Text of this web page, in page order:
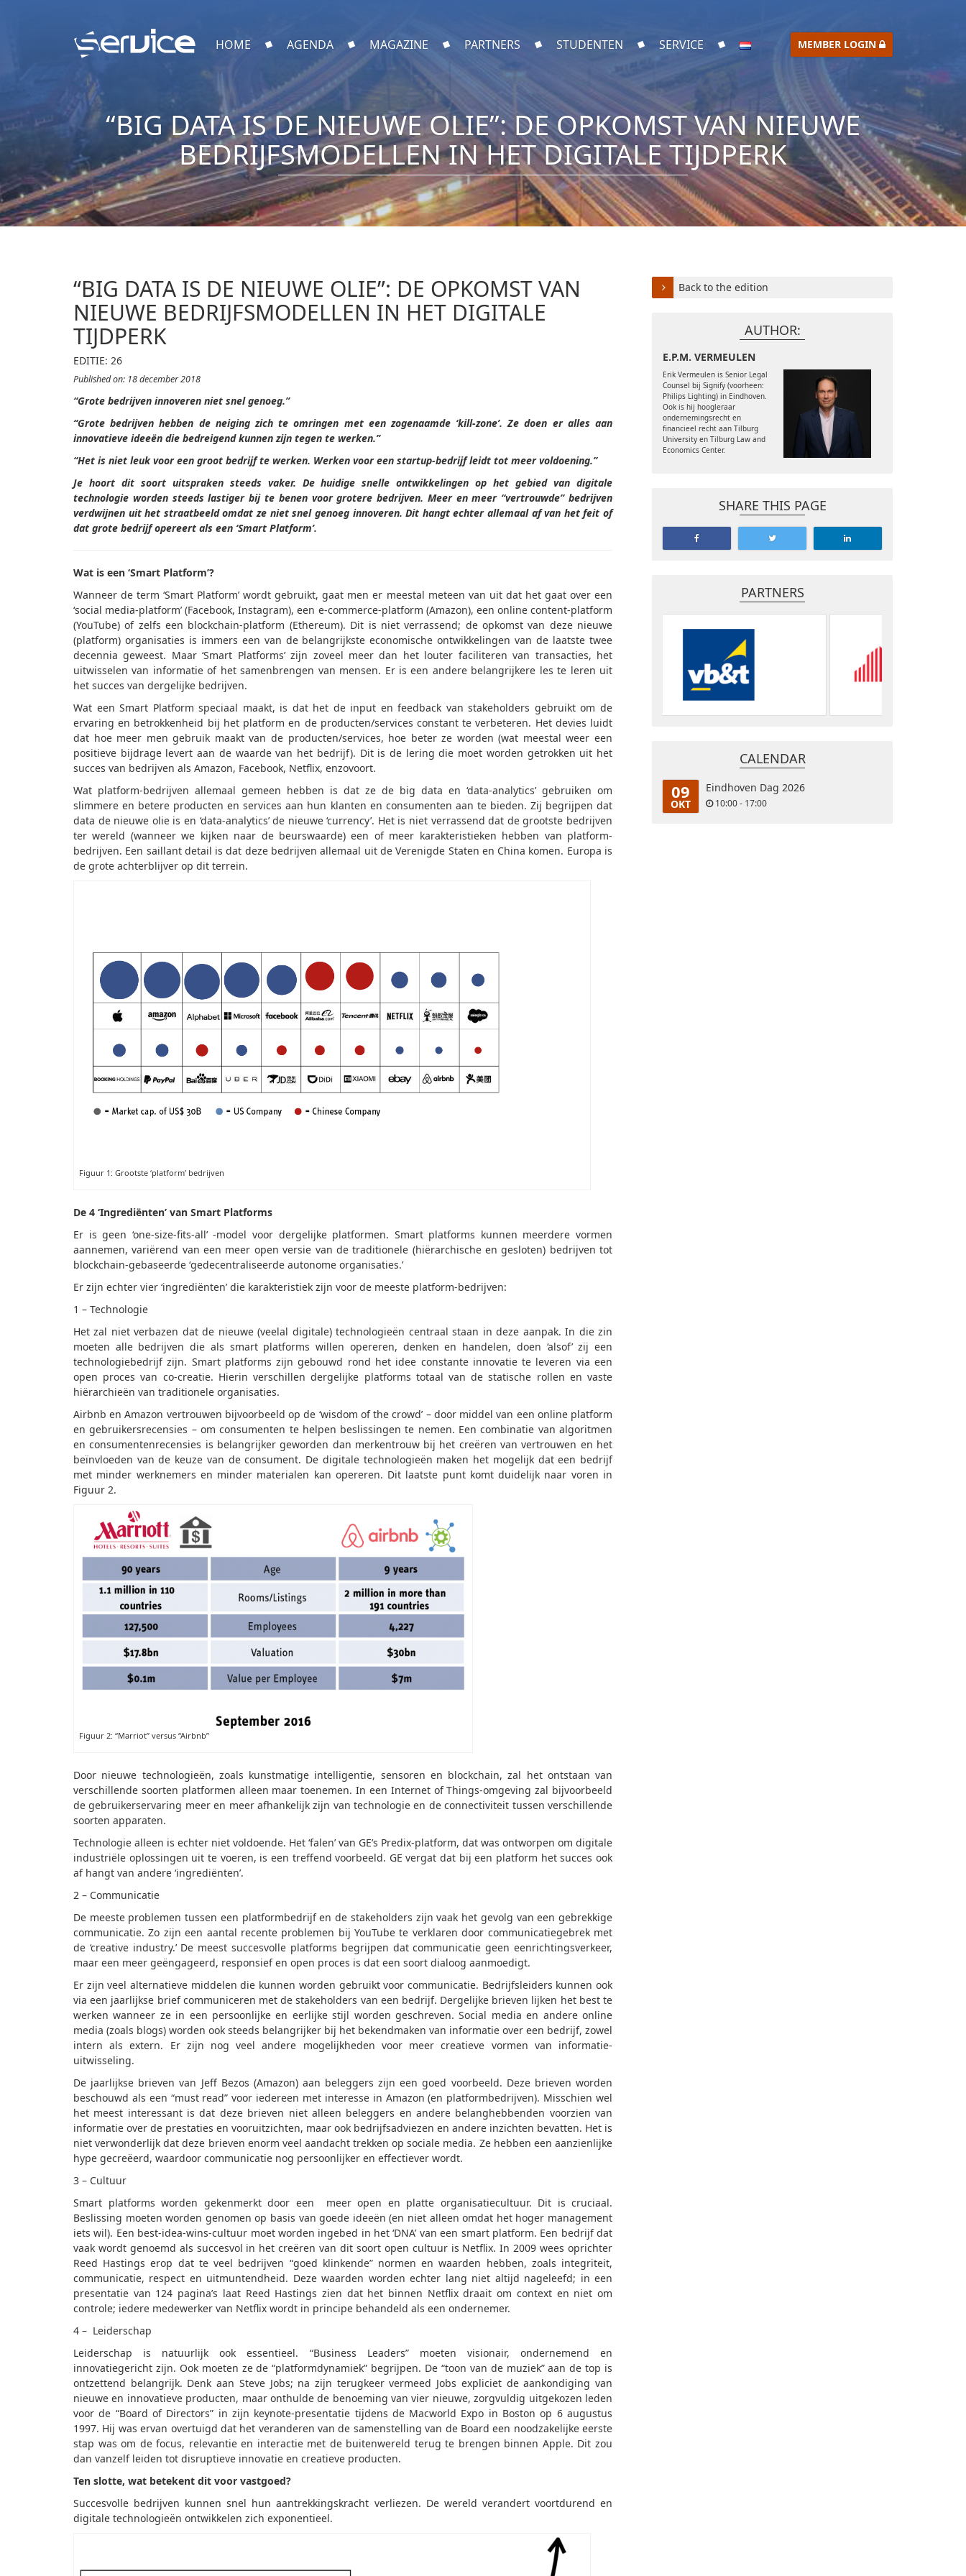
HOME AGENDA MAGAZINE PARTNERS STUDENTEN SERVICE MEMBER LOGIN
“BIG DATA IS DE NIEUWE OLIE”: DE OPKOMST VAN NIEUWE
BEDRIJFSMODELLEN IN HET DIGITALE TIJDPERK
“BIG DATA IS DE NIEUWE OLIE”: DE OPKOMST VAN
NIEUWE BEDRIJFSMODELLEN IN HET DIGITALE
TIJDPERK
EDITIE: 26
Published on: 18 december 2018
“Grote bedrijven innoveren niet snel genoeg.”
“Grote bedrijven hebben de neiging zich te omringen met een zogenaamde ‘kill-zone’. Ze doen er alles aan
innovatieve ideeën die bedreigend kunnen zijn tegen te werken.”
“Het is niet leuk voor een groot bedrijf te werken. Werken voor een startup-bedrijf leidt tot meer voldoening.”
Je hoort dit soort uitspraken steeds vaker. De huidige snelle ontwikkelingen op het gebied van digitale
technologie worden steeds lastiger bij te benen voor grotere bedrijven. Meer en meer “vertrouwde” bedrijven
verdwijnen uit het straatbeeld omdat ze niet snel genoeg innoveren. Dit hangt echter allemaal af van het feit of
dat grote bedrijf opereert als een ‘Smart Platform’.
Wat is een ‘Smart Platform’?
Wanneer de term ‘Smart Platform’ wordt gebruikt, gaat men er meestal meteen van uit dat het gaat over een
‘social media-platform’ (Facebook, Instagram), een e-commerce-platform (Amazon), een online content-platform
(YouTube) of zelfs een blockchain-platform (Ethereum). Dit is niet verrassend; de opkomst van deze nieuwe
(platform) organisaties is immers een van de belangrijkste economische ontwikkelingen van de laatste twee
decennia geweest. Maar ‘Smart Platforms’ zijn zoveel meer dan het louter faciliteren van transacties, het
uitwisselen van informatie of het samenbrengen van mensen. Er is een andere belangrijkere les te leren uit
het succes van dergelijke bedrijven.
Wat een Smart Platform speciaal maakt, is dat het de input en feedback van stakeholders gebruikt om de
ervaring en betrokkenheid bij het platform en de producten/services constant te verbeteren. Het devies luidt
dat hoe meer men gebruik maakt van de producten/services, hoe beter ze worden (wat meestal weer een
positieve bijdrage levert aan de waarde van het bedrijf). Dit is de lering die moet worden getrokken uit het
succes van bedrijven als Amazon, Facebook, Netflix, enzovoort.
Wat platform-bedrijven allemaal gemeen hebben is dat ze de big data en ‘data-analytics’ gebruiken om
slimmere en betere producten en services aan hun klanten en consumenten aan te bieden. Zij begrijpen dat
data de nieuwe olie is en ‘data-analytics’ de nieuwe ‘currency’. Het is niet verrassend dat de grootste bedrijven
ter wereld (wanneer we kijken naar de beurswaarde) een of meer karakteristieken hebben van platform-
bedrijven. Een saillant detail is dat deze bedrijven allemaal uit de Verenigde Staten en China komen. Europa is
de grote achterblijver op dit terrein.
Figuur 1: Grootste ‘platform’ bedrijven
De 4 ‘Ingrediënten’ van Smart Platforms
Er is geen ‘one-size-fits-all’ -model voor dergelijke platformen. Smart platforms kunnen meerdere vormen
aannemen, variërend van een meer open versie van de traditionele (hiërarchische en gesloten) bedrijven tot
blockchain-gebaseerde ‘gedecentraliseerde autonome organisaties.’
Er zijn echter vier ‘ingrediënten’ die karakteristiek zijn voor de meeste platform-bedrijven:
1 – Technologie
Het zal niet verbazen dat de nieuwe (veelal digitale) technologieën centraal staan ​​in deze aanpak. In die zin
moeten alle bedrijven die als smart platforms willen opereren, denken en handelen, doen ‘alsof’ zij een
technologiebedrijf zijn. Smart platforms zijn gebouwd rond het idee constante innovatie te leveren via een
open proces van co-creatie. Hierin verschillen dergelijke platforms totaal van de statische rollen en vaste
hiërarchieën van traditionele organisaties.
Airbnb en Amazon vertrouwen bijvoorbeeld op de ‘wisdom of the crowd’ – door middel van een online platform
en gebruikersrecensies – om consumenten te helpen beslissingen te nemen. Een combinatie van algoritmen
en consumentenrecensies is belangrijker geworden dan merkentrouw bij het creëren van vertrouwen en het
beïnvloeden van de keuze van de consument. De digitale technologieën maken het mogelijk dat een bedrijf
met minder werknemers en minder materialen kan opereren. Dit laatste punt komt duidelijk naar voren in
Figuur 2.
Figuur 2: “Marriot” versus “Airbnb”
Door nieuwe technologieën, zoals kunstmatige intelligentie, sensoren en blockchain, zal het ontstaan van
verschillende soorten platformen alleen maar toenemen. In een Internet of Things-omgeving zal bijvoorbeeld
de gebruikerservaring meer en meer afhankelijk zijn van technologie en de connectiviteit tussen verschillende
soorten apparaten.
Technologie alleen is echter niet voldoende. Het ‘falen’ van GE’s Predix-platform, dat was ontworpen om digitale
industriële oplossingen uit te voeren, is een treffend voorbeeld. GE vergat dat bij een platform het succes ook
af hangt van andere ‘ingrediënten’.
2 – Communicatie
De meeste problemen tussen een platformbedrijf en de stakeholders zijn vaak het gevolg van een gebrekkige
communicatie. Zo zijn een aantal recente problemen bij YouTube te verklaren door communicatiegebrek met
de ‘creative industry.’ De meest succesvolle platforms begrijpen dat communicatie geen eenrichtingsverkeer,
maar een meer geëngageerd, responsief en open proces is dat een soort dialoog aanmoedigt.
Er zijn veel alternatieve middelen die kunnen worden gebruikt voor communicatie. Bedrijfsleiders kunnen ook
via een jaarlijkse brief communiceren met de stakeholders van een bedrijf. Dergelijke brieven lijken het best te
werken wanneer ze in een persoonlijke en eerlijke stijl worden geschreven. Social media en andere online
media (zoals blogs) worden ook steeds belangrijker bij het bekendmaken van informatie over een bedrijf, zowel
intern als extern. Er zijn nog veel andere mogelijkheden voor meer creatieve vormen van informatie-
uitwisseling.
De jaarlijkse brieven van Jeff Bezos (Amazon) aan beleggers zijn een goed voorbeeld. Deze brieven worden
beschouwd als een “must read” voor iedereen met interesse in Amazon (en platformbedrijven). Misschien wel
het meest interessant is dat deze brieven niet alleen beleggers en andere belanghebbenden voorzien van
informatie over de prestaties en vooruitzichten, maar ook bedrijfsadviezen en andere inzichten bevatten. Het is
niet verwonderlijk dat deze brieven enorm veel aandacht trekken op sociale media. Ze hebben een aanzienlijke
hype gecreëerd, waardoor communicatie nog persoonlijker en effectiever wordt.
3 – Cultuur
Smart platforms worden gekenmerkt door een meer open en platte organisatiecultuur. Dit is cruciaal.
Beslissing moeten worden genomen op basis van goede ideeën (en niet alleen omdat het hoger management
iets wil). Een best-idea-wins-cultuur moet worden ingebed in het ‘DNA’ van een smart platform. Een bedrijf dat
vaak wordt genoemd als succesvol in het creëren van dit soort open cultuur is Netflix. In 2009 wees oprichter
Reed Hastings erop dat te veel bedrijven “goed klinkende” normen en waarden hebben, zoals integriteit,
communicatie, respect en uitmuntendheid. Deze waarden worden echter lang niet altijd nageleefd; in een
presentatie van 124 pagina’s laat Reed Hastings zien dat het binnen Netflix draait om context en niet om
controle; iedere medewerker van Netflix wordt in principe behandeld als een ondernemer.
4 – Leiderschap
Leiderschap is natuurlijk ook essentieel. “Business Leaders” moeten visionair, ondernemend en
innovatiegericht zijn. Ook moeten ze de “platformdynamiek” begrijpen. De “toon van de muziek” aan de top is
ontzettend belangrijk. Denk aan Steve Jobs; na zijn terugkeer vermeed Jobs expliciet de aankondiging van
nieuwe en innovatieve producten, maar onthulde de benoeming van vier nieuwe, zorgvuldig uitgekozen leden
voor de “Board of Directors” in zijn keynote-presentatie tijdens de Macworld Expo in Boston op 6 augustus
1997. Hij was ervan overtuigd dat het veranderen van de samenstelling van de Board een noodzakelijke eerste
stap was om de focus, relevantie en interactie met de buitenwereld terug te brengen binnen Apple. Dit zou
dan vanzelf leiden tot disruptieve innovatie en creatieve producten.
Ten slotte, wat betekent dit voor vastgoed?
Succesvolle bedrijven kunnen snel hun aantrekkingskracht verliezen. De wereld verandert voortdurend en
digitale technologieën ontwikkelen zich exponentieel.
Back to the edition
AUTHOR:
E.P.M. VERMEULEN
Erik Vermeulen is Senior Legal
Counsel bij Signify (voorheen:
Philips Lighting) in Eindhoven.
Ook is hij hoogleraar
ondernemingsrecht en
financieel recht aan Tilburg
University en Tilburg Law and
Economics Center.
SHARE THIS PAGE
PARTNERS
CALENDAR
09
OKT
Eindhoven Dag 2026
10:00 - 17:00